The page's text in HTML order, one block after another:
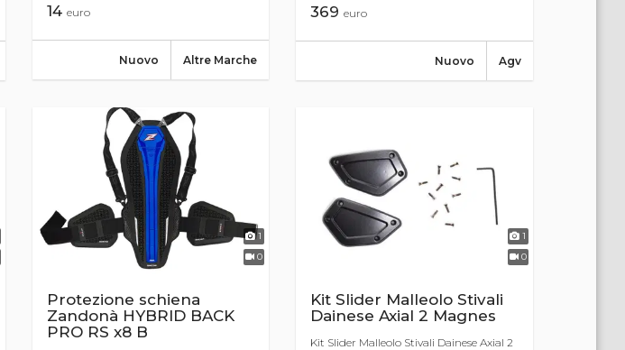
14 euro
Altre Marche
Nuovo
369euro
Agv
Nuovo
1
0
Protezione schiena
Zandonà HYBRID BACK
PRO RS x8 B
1
0
Kit Slider Malleolo Stivali
Dainese Axial 2 Magnes
Kit Slider Malleolo Stivali Dainese Axial 2